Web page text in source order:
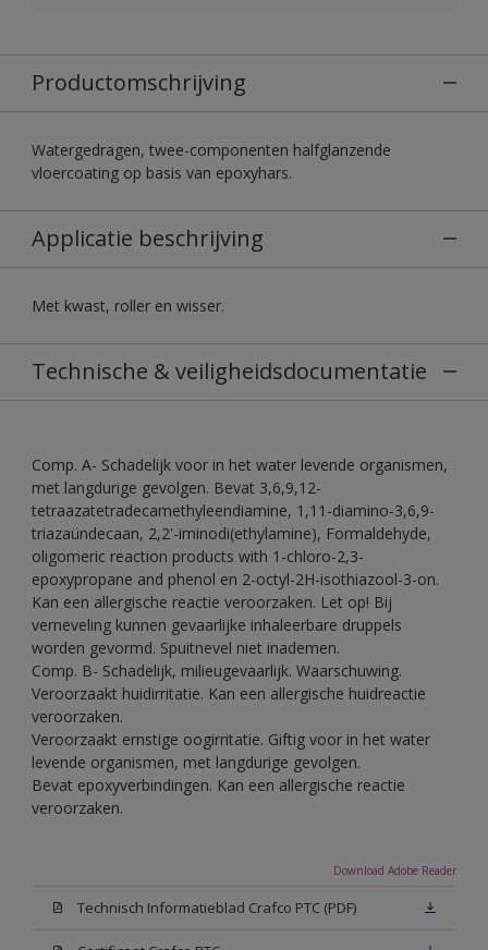
Productomschrijving
Watergedragen, twee-componenten halfglanzende
vloercoating op basis van epoxyhars.
Applicatie beschrijving
Met kwast, roller en wisser.
Technische & veiligheidsdocumentatie
Comp. A- Schadelijk voor in het water levende organismen,
met langdurige gevolgen. Bevat 3,6,9,12-
tetraazatetradecamethyleendiamine, 1,11-diamino-3,6,9-
triazaündecaan, 2,2'-iminodi(ethylamine), Formaldehyde,
oligomeric reaction products with 1-chloro-2,3-
epoxypropane and phenol en 2-octyl-2H-isothiazool-3-on.
Kan een allergische reactie veroorzaken. Let op! Bij
verneveling kunnen gevaarlijke inhaleerbare druppels
worden gevormd. Spuitnevel niet inademen.
Comp. B- Schadelijk, milieugevaarlijk. Waarschuwing.
Veroorzaakt huidirritatie. Kan een allergische huidreactie
veroorzaken.
Veroorzaakt ernstige oogirritatie. Giftig voor in het water
levende organismen, met langdurige gevolgen.
Bevat epoxyverbindingen. Kan een allergische reactie
veroorzaken.
Download Adobe Reader
Technisch Informatieblad Crafco PTC (PDF)